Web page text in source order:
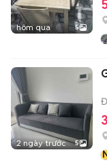
hôm qua 5
2 ngày trước 5